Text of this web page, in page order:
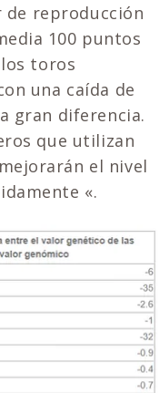
de reproducción
100 puntos
toros
una caída de
gran diferencia.
que utilizan
el nivel
«.